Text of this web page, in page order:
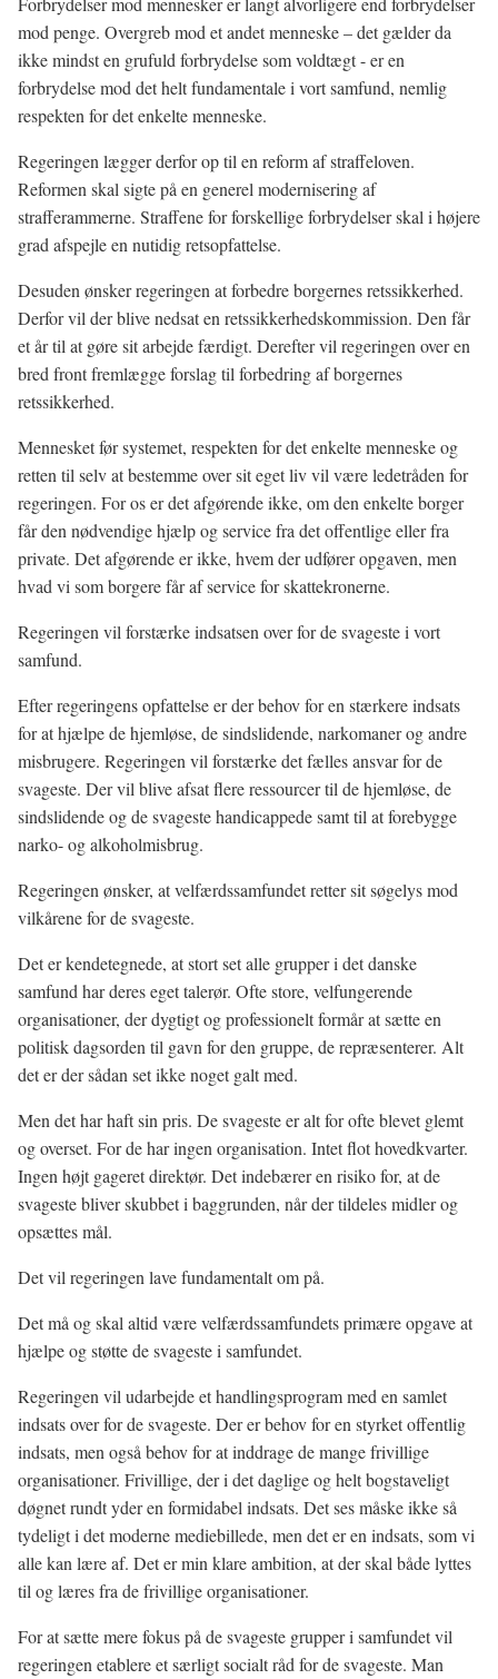
mod penge. Overgreb mod et andet menneske – det gælder da
ikke mindst en grufuld forbrydelse som voldtægt - er en
forbrydelse mod det helt fundamentale i vort samfund, nemlig
respekten for det enkelte menneske.
Regeringen lægger derfor op til en reform af straffeloven.
Reformen skal sigte på en generel modernisering af
strafferammerne. Straffene for forskellige forbrydelser skal i højere
grad afspejle en nutidig retsopfattelse.
Desuden ønsker regeringen at forbedre borgernes retssikkerhed.
Derfor vil der blive nedsat en retssikkerhedskommission. Den får
et år til at gøre sit arbejde færdigt. Derefter vil regeringen over en
bred front fremlægge forslag til forbedring af borgernes
retssikkerhed.
Mennesket før systemet, respekten for det enkelte menneske og
retten til selv at bestemme over sit eget liv vil være ledetråden for
regeringen. For os er det afgørende ikke, om den enkelte borger
får den nødvendige hjælp og service fra det offentlige eller fra
private. Det afgørende er ikke, hvemder udfører opgaven, men
hvad vi som borgere får af service for skattekronerne.
Regeringen vil forstærke indsatsen over for de svageste i vort
samfund.
Efter regeringens opfattelse er der behov for en stærkere indsats
for at hjælpe de hjemløse, de sindslidende, narkomaner og andre
misbrugere. Regeringen vil forstærke det fælles ansvar for de
svageste. Der vil blive afsat flere ressourcer til de hjemløse, de
sindslidende og de svageste handicappede samt til at forebygge
narko- og alkoholmisbrug.
Regeringen ønsker, at velfærdssamfundet retter sit søgelys mod
vilkårene for de svageste.
Det er kendetegnede, at stort set alle grupper i det danske
samfund har deres eget talerør. Ofte store, velfungerende
organisationer, der dygtigt og professionelt formår at sætte en
politisk dagsorden til gavn for den gruppe, de repræsenterer. Alt
det er der sådan set ikke noget galt med.
Men det har haft sin pris. De svageste er alt for ofte blevet glemt
og overset. For de har ingen organisation. Intet flot hovedkvarter.
Ingen højt gageret direktør. Det indebærer en risiko for, at de
svageste bliver skubbet i baggrunden, når der tildeles midler og
opsættes mål.
Det vil regeringen lave fundamentalt om på.
Det må og skal altid være velfærdssamfundets primære opgave at
hjælpe og støtte de svageste i samfundet.
Regeringen vil udarbejde et handlingsprogram med en samlet
indsats over for de svageste. Der er behov for en styrket offentlig
indsats, men også behov for at inddrage de mange frivillige
organisationer. Frivillige, der i det daglige og helt bogstaveligt
døgnet rundt yder en formidabel indsats. Det ses måske ikke så
tydeligt i det moderne mediebillede, men det er en indsats, som vi
alle kan lære af. Det er min klare ambition, at der skal både lyttes
til og læres fra de frivillige organisationer.
For at sætte mere fokus på de svageste grupper i samfundet vil
regeringen etablere et særligt socialt råd for de svageste. Man